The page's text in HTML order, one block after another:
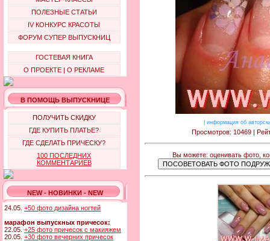
ПОЛЕЗНЫЕ СТАТЬИ
IV КОНКУРС КРАСОТЫ
ФОРУМ СУПЕР ВЫПУСКНИЦ
ГОСТЕВАЯ КНИГА
О ПРОЕКТЕ | О РЕКЛАМЕ
В ПОМОЩЬ ВЫПУСКНИЦЕ
ПОЛУЧИТЬ СКИДКУ
ГДЕ КУПИТЬ ПЛАТЬЕ?
ГДЕ СДЕЛАТЬ ПРИЧЕСКУ?
100 ПОСЛЕДНИХ
КОММЕНТАРИЕВ
NEW - НОВИНКИ - NEW
24.05. +50 фото дизайна ногтей
марафон выпускных причесок:
22.05. +25 фото причесок с макияжем
20.05. +30 фото вечерних причесок
информация об
Просмотров: 10469 |
Вы можете: оценивать фото,